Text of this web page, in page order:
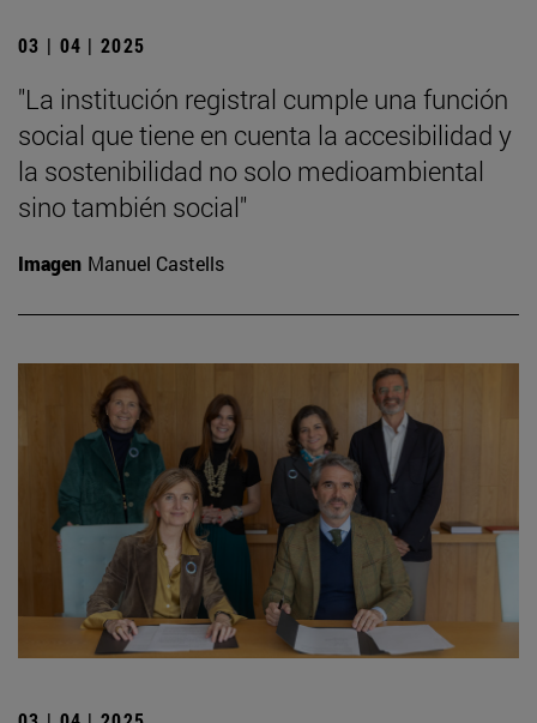
03 | 04 | 2025
"La institución registral cumple una función
social que tiene en cuenta la accesibilidad y
la sostenibilidad no solo medioambiental
sino también social"
Imagen Manuel Castells